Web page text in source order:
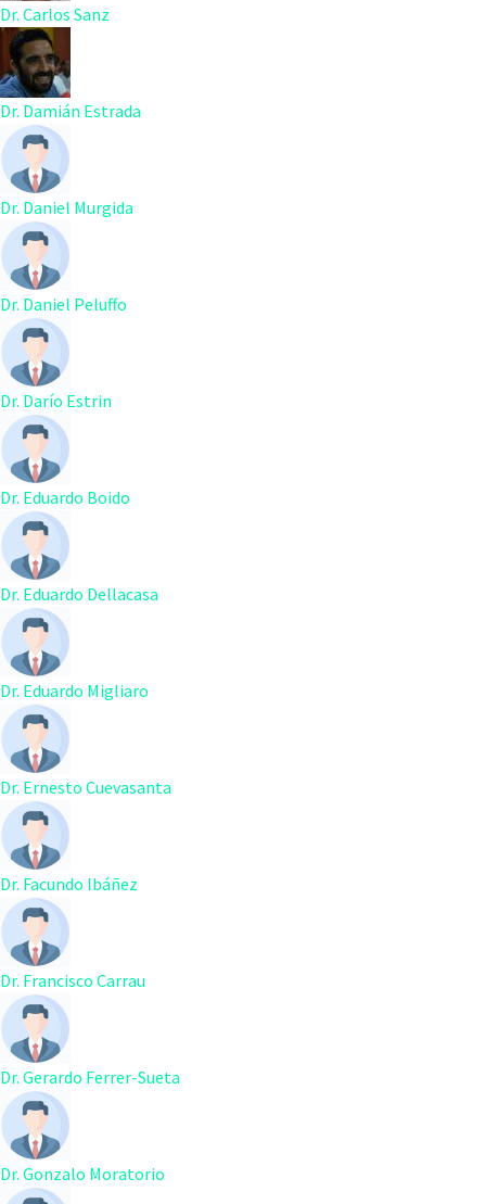
Dr. Carlos Sanz
Dr. Damián Estrada
Dr. Daniel Murgida
Dr. Daniel Peluffo
Dr. Darío Estrin
Dr. Eduardo Boido
Dr. Eduardo Dellacasa
Dr. Eduardo Migliaro
Dr. Ernesto Cuevasanta
Dr. Facundo Ibáñez
Dr. Francisco Carrau
Dr. Gerardo Ferrer-Sueta
Dr. Gonzalo Moratorio